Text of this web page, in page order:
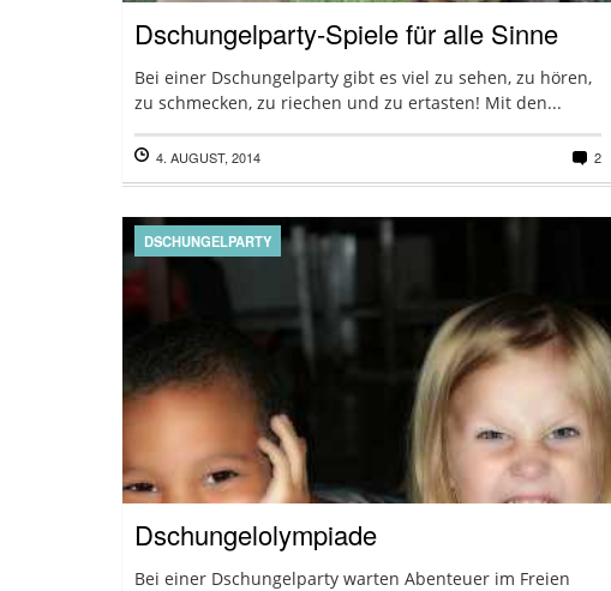
Dschungelparty-Spiele für alle Sinne
Bei einer Dschungelparty gibt es viel zu sehen, zu hören,
zu schmecken, zu riechen und zu ertasten! Mit den...
4. AUGUST, 2014 2
DSCHUNGELPARTY
Dschungelolympiade
Bei einer Dschungelparty warten Abenteuer im Freien